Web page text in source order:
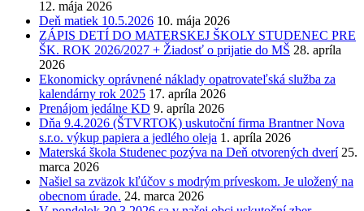
12. mája 2026
Deň matiek 10.5.2026 10. mája 2026
ZÁPIS DETÍ DO MATERSKEJ ŠKOLY STUDENEC PRE
ŠK. ROK 2026/2027 + Žiadosť o prijatie do MŠ 28. apríla
2026
Ekonomicky oprávnené náklady opatrovateľská služba za
kalendárny rok 2025 17. apríla 2026
Prenájom jedálne KD 9. apríla 2026
Dňa 9.4.2026 (ŠTVRTOK) uskutoční firma Brantner Nova
s.r.o. výkup papiera a jedlého oleja 1. apríla 2026
Materská škola Studenec pozýva na Deň otvorených dverí 25.
marca 2026
Našiel sa zväzok kľúčov s modrým príveskom. Je uložený na
obecnom úrade. 24. marca 2026